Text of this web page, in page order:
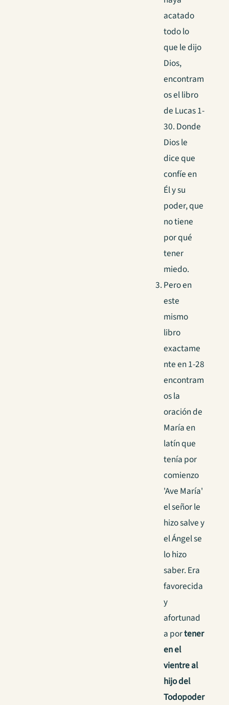
acatado
todo lo
que le dijo
Dios,
encontram
os el libro
de Lucas 1-
30. Donde
Dios le
dice que
confíe en
Él y su
poder, que
no tiene
por qué
tener
miedo.
Pero en
este
mismo
libro
exactame
nte en 1-28
encontram
os la
oración de
María en
latín que
tenía por
comienzo
'Ave María'
el señor le
hizo salve y
el Ángel se
lo hizo
saber. Era
favorecida
y
afortunad
a portener
en el
vientre al
hijo del
Todopoder